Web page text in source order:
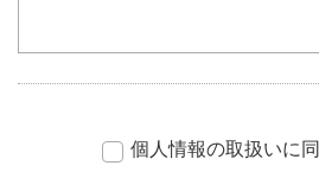
個人情報の取扱いに